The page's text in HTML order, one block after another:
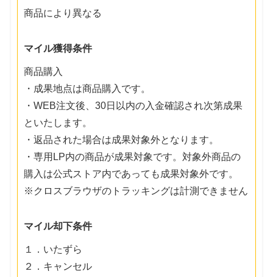
商品により異なる
マイル獲得条件
商品購入
・成果地点は商品購入です。
・WEB注文後、30日以内の入金確認され次第成果
といたします。
・返品された場合は成果対象外となります。
・専用LP内の商品が成果対象です。対象外商品の
購入は公式ストア内であっても成果対象外です。
※クロスブラウザのトラッキングは計測できません
マイル却下条件
１．いたずら
２．キャンセル